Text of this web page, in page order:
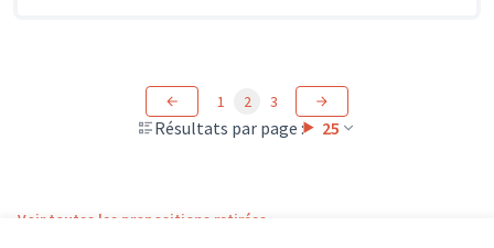
Résultats par page : 25
1 2 3
Voir toutes les propositions retirées